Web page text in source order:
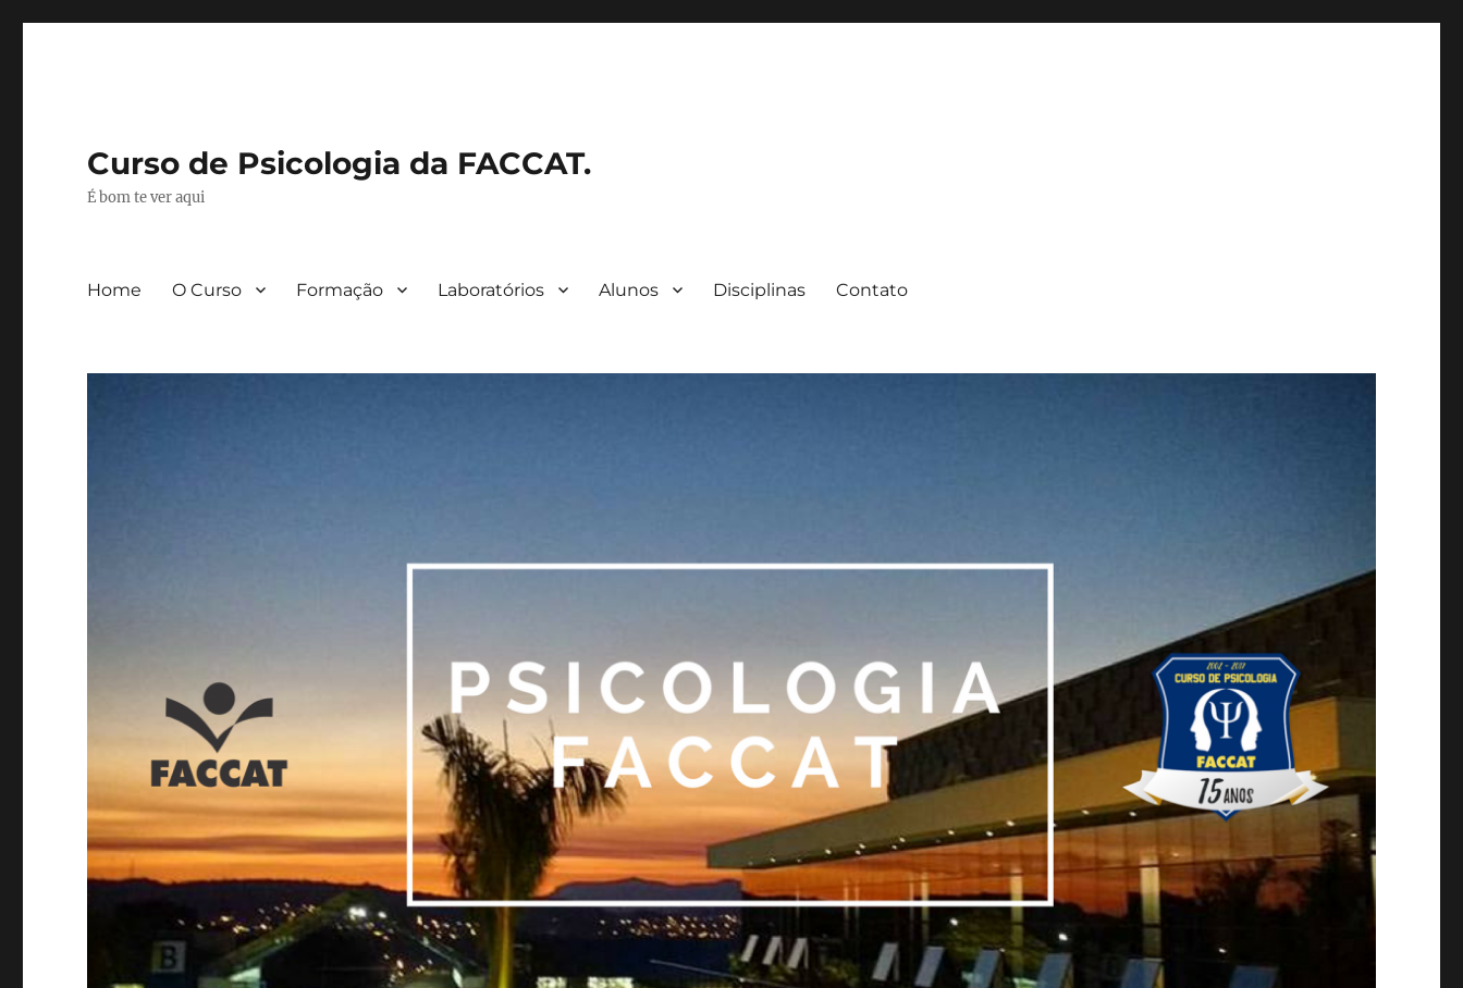
Curso de Psicologia da FACCAT.
É bom te ver aqui
Home O Curso Formação Laboratórios Alunos Disciplinas Contato